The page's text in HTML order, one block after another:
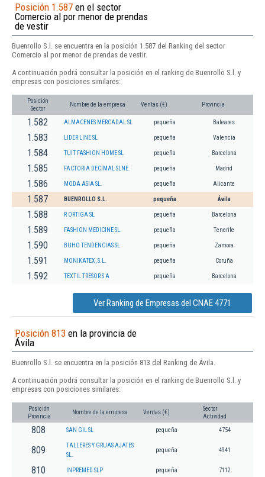
Posición 1.587 en el sector
Comercio al por menor de prendas
de vestir
Buenrollo S.l. se encuentra en la posición 1.587 del Ranking del sector
Comercio al por menor de prendas de vestir.
A continuación podrá consultar la posición en el ranking de Buenrollo S.l. y
empresas con posiciones similares:
Posición
Sector
Nombre de la empresa Ventas (€) Provincia
1.582 ALMACENES MERCADAL SL pequeña Baleares
1.583 LIDER LINE SL pequeña Valencia
1.584 TUIT FASHION HOME SL pequeña Barcelona
1.585 FACTORIA DECIMAL SLNE. pequeña Madrid
1.586 MODA ASIA SL. pequeña Alicante
1.587 BUENROLLO S.L. pequeña Ávila
1.588 R ORTIGA SL pequeña Barcelona
1.589 FASHION MEDICINE SL. pequeña Tenerife
1.590 BUHO TENDENCIAS SL pequeña Zamora
1.591 MONIKATEX, S.L. pequeña Coruña
1.592 TEXTIL TRESOR S A pequeña Barcelona
Ver Ranking de Empresas del CNAE 4771
Posición 813 en la provincia de
Ávila
Buenrollo S.l. se encuentra en la posición 813 del Ranking de Ávila.
A continuación podrá consultar la posición en el ranking de Buenrollo S.l. y
empresas con posiciones similares:
Posición
Provincia
Nombre de la empresa Ventas (€)
Sector
Actividad
808 SAN GIL SL pequeña 4754
809
TALLERES Y GRUAS AJATES
SL.
pequeña 4941
810 INPREMED SLP pequeña 7112